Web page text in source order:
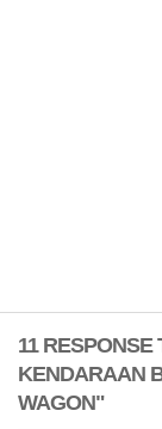
11
KENDARAAN
WAGON"